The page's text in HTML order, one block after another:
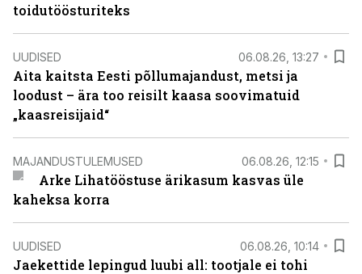
toidutöösturiteks
UUDISED 06.08.26, 13:27
Aita kaitsta Eesti põllumajandust, metsi ja
loodust – ära too reisilt kaasa soovimatuid
„kaasreisijaid“
MAJANDUSTULEMUSED 06.08.26, 12:15
Arke Lihatööstuse ärikasum kasvas üle
kaheksa korra
UUDISED 06.08.26, 10:14
Jaekettide lepingud luubi all: tootjale ei tohi